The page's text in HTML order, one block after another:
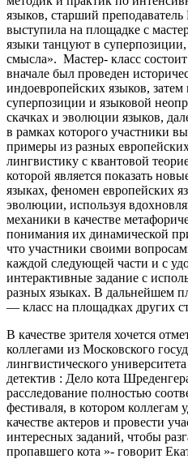
языков, старший
выступила на площадке с
языки танцуют в суперпозиции,
смысла». Мастер- класс
вначале был проведен
индоевропейских языков,
суперпозиции и языковой
скачках и эволюции языков,
в рамках которого участники
примеры из разных
лингвистику с квантовой
которой является показать
языках, феномен европейских
эволюции, используя
механики в качестве
понимания их динамической
что участники своими
каждой следующей части и с
интерактивные задание с
разных языках. В дальнейшем
— класс на площадках других
В качестве зрителя хочется
коллегами из Московского
лингвистического
детектив : Дело кота
расследование полностью
фестиваля, в котором коллегам
качестве актеров и провести
интересных заданий, чтобы
пропавшего кота »- говорит